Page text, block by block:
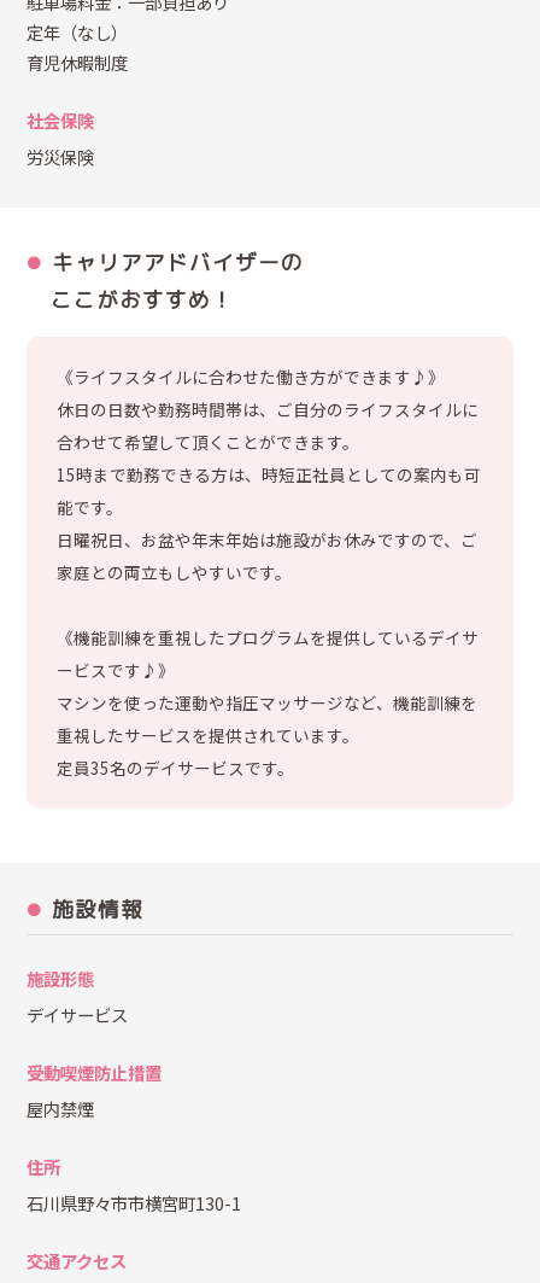
定年（なし）
育児休暇制度
社会保険
労災保険
キャリアアドバイザーの
ここがおすすめ！
《ライフスタイルに合わせた働き方ができます♪》
休日の日数や勤務時間帯は、ご自分のライフスタイルに
合わせて希望して頂くことができます。
15時まで勤務できる方は、時短正社員としての案内も可
能です。
日曜祝日、お盆や年末年始は施設がお休みですので、ご
家庭との両立もしやすいです。
《機能訓練を重視したプログラムを提供しているデイサ
ービスです♪》
マシンを使った運動や指圧マッサージなど、機能訓練を
重視したサービスを提供されています。
定員35名のデイサービスです。
施設情報
施設形態
デイサービス
受動喫煙防止措置
屋内禁煙
住所
石川県野々市市横宮町130-1
交通アクセス